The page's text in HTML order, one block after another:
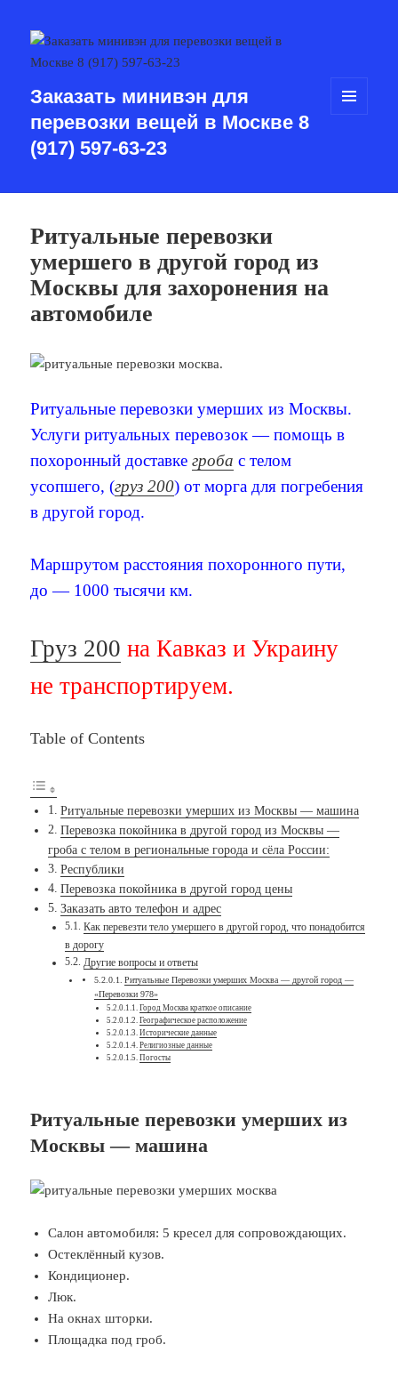
Заказать минивэн для
перевозки вещей в Москве 8
(917) 597-63-23
Ритуальные перевозки
умершего в другой город из
Москвы для захоронения на
автомобиле
Ритуальные перевозки умерших из Москвы.
Услуги ритуальных перевозок — помощь в
похоронный доставкегроба с телом
усопшего, (груз 200) от морга для погребения
в другой город.
Маршрутом расстояния похоронного пути,
до — 1000 тысячи км.
Груз 200 на Кавказ и Украину
не транспортируем.
Table of Contents
Ритуальные перевозки умерших из Москвы — машина
Перевозка покойника в другой город из Москвы —
гроба с телом в региональные города и сёла России:
Республики
Перевозка покойника в другой город цены
Заказать авто телефон и адрес
Как перевезти тело умершего в другой город, что понадобится
в дорогу
Другие вопросы и ответы
Ритуальные Перевозки умерших Москва — другой город —
«Перевозки 978»
Город Москва краткое описание
Географическое расположение
Исторические данные
Религиозные данные
Погосты
Ритуальные перевозки умерших из
Москвы — машина
Салон автомобиля: 5 кресел для сопровождающих.
Остеклённый кузов.
Кондиционер.
Люк.
На окнах шторки.
Площадка под гроб.